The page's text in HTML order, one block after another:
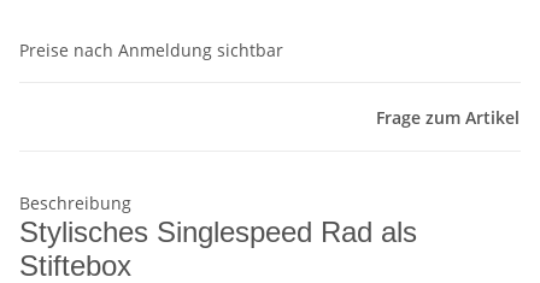
Preise nach Anmeldung sichtbar
Frage zum Artikel
Beschreibung
Stylisches Singlespeed Rad als
Stiftebox